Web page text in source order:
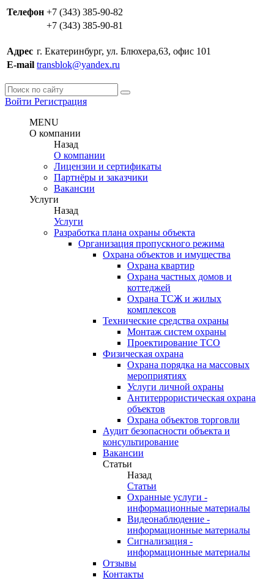
Телефон +7 (343) 385-90-82
+7 (343) 385-90-81
Адрес г. Екатеринбург, ул. Блюхера,63, офис 101
E-mail transblok@yandex.ru
Войти Регистрация
MENU
О компании
Назад
О компании
Лицензии и сертификаты
Партнёры и заказчики
Вакансии
Услуги
Назад
Услуги
Разработка плана охраны объекта
Организация пропускного режима
Охрана объектов и имущества
Охрана квартир
Охрана частных домов и
коттеджей
Охрана ТСЖ и жилых
комплексов
Технические средства охраны
Монтаж систем охраны
Проектирование ТСО
Физическая охрана
Охрана порядка на массовых
мероприятиях
Услуги личной охраны
Антитеррористическая охрана
объектов
Охрана объектов торговли
Аудит безопасности объекта и
консультирование
Вакансии
Статьи
Назад
Статьи
Охранные услуги -
информационные материалы
Видеонаблюдение -
информационные материалы
Сигнализация -
информационные материалы
Отзывы
Контакты